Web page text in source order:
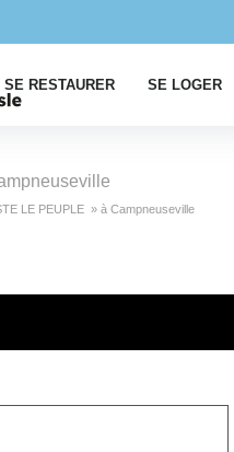
SE RESTAURER SE LOGER
LE PEUPLE » à Campneuseville